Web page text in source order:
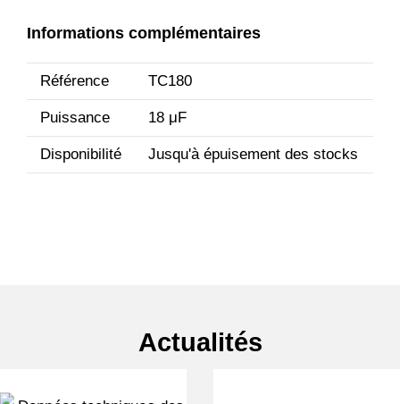
Informations complémentaires
Référence TC180
Puissance 18 μF
Disponibilité Jusqu'à épuisement des stocks
Actualités